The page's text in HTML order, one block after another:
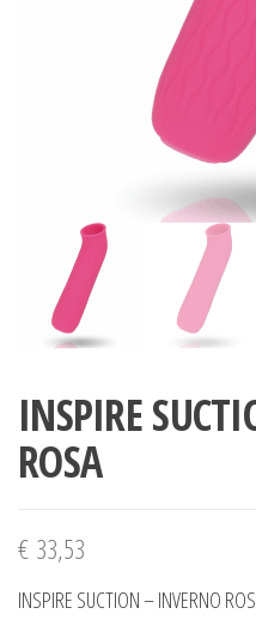
INSPIRE
ROSA
€ 33,53
INSPIRE SUCTION – INVERNO